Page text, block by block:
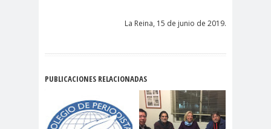
Alto Comisionado de ONU
para los DDHH
La Reina, 15 de junio de 2019.
PUBLICACIONES RELACIONADAS